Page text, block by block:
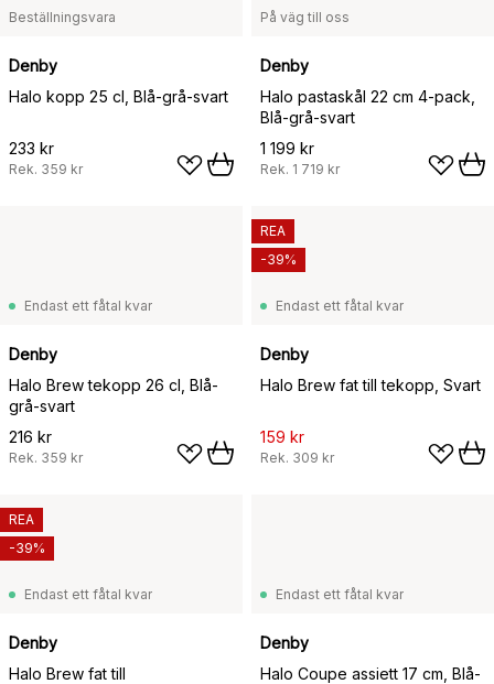
Beställningsvara
Denby
Halo kopp 25 cl, Blå-grå-svart
233 kr
Rek. 359 kr
På väg till oss
Denby
Halo pastaskål 22 cm 4-pack,
Blå-grå-svart
1 199 kr
Rek. 1 719 kr
Endast ett fåtal kvar
Denby
Halo Brew tekopp 26 cl, Blå-
grå-svart
216 kr
Rek. 359 kr
Endast ett fåtal kvar
Denby
Halo Brew fat till tekopp, Svart
159 kr
Rek. 309 kr
REA
-39%
Endast ett fåtal kvar
Denby
Halo Brew fat till
REA
-39%
Endast ett fåtal kvar
Denby
Halo Coupe assiett 17 cm, Blå-